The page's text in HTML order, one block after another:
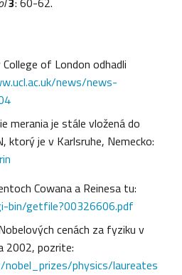
of London odhadli
news/news-
merania je stále vložená do
ktorý je v Karlsruhe, Nemecko:
Cowana a Reinesa tu:
bin/getfile?00326606.pdf
cenách za fyziku v
2002, pozrite:
physics/laureates